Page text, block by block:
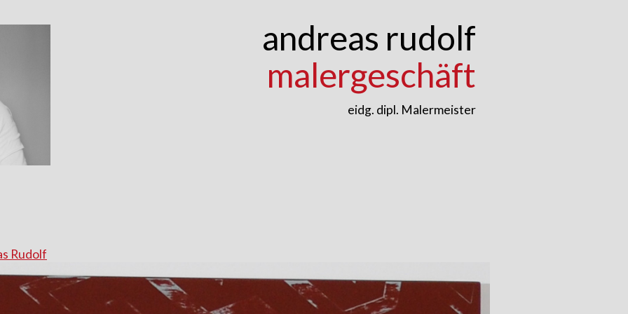
andreas rudolf
malergeschäft
eidg. dipl. Malermeister
Rudolf